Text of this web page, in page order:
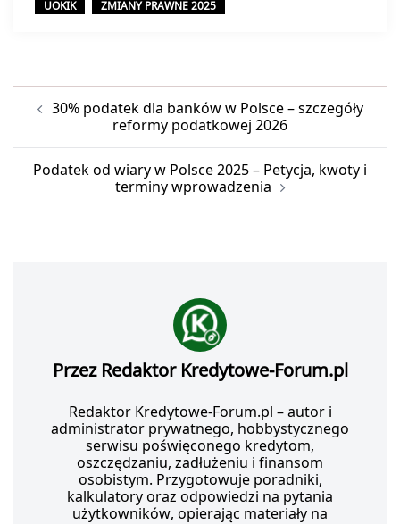
UOKIK
ZMIANY PRAWNE 2025
Nawigacja
30% podatek dla banków w Polsce – szczegóły
reformy podatkowej 2026
Podatek od wiary w Polsce 2025 – Petycja, kwoty i
terminy wprowadzenia
Przez Redaktor Kredytowe-Forum.pl
Redaktor Kredytowe-Forum.pl – autor i
administrator prywatnego, hobbystycznego
serwisu poświęconego kredytom,
oszczędzaniu, zadłużeniu i finansom
osobistym. Przygotowuje poradniki,
kalkulatory oraz odpowiedzi na pytania
użytkowników, opierając materiały na